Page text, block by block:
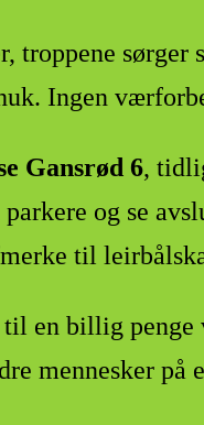
sørger
Ingen
Gansrød 6,
og se
til
en billig penge
mennesker på